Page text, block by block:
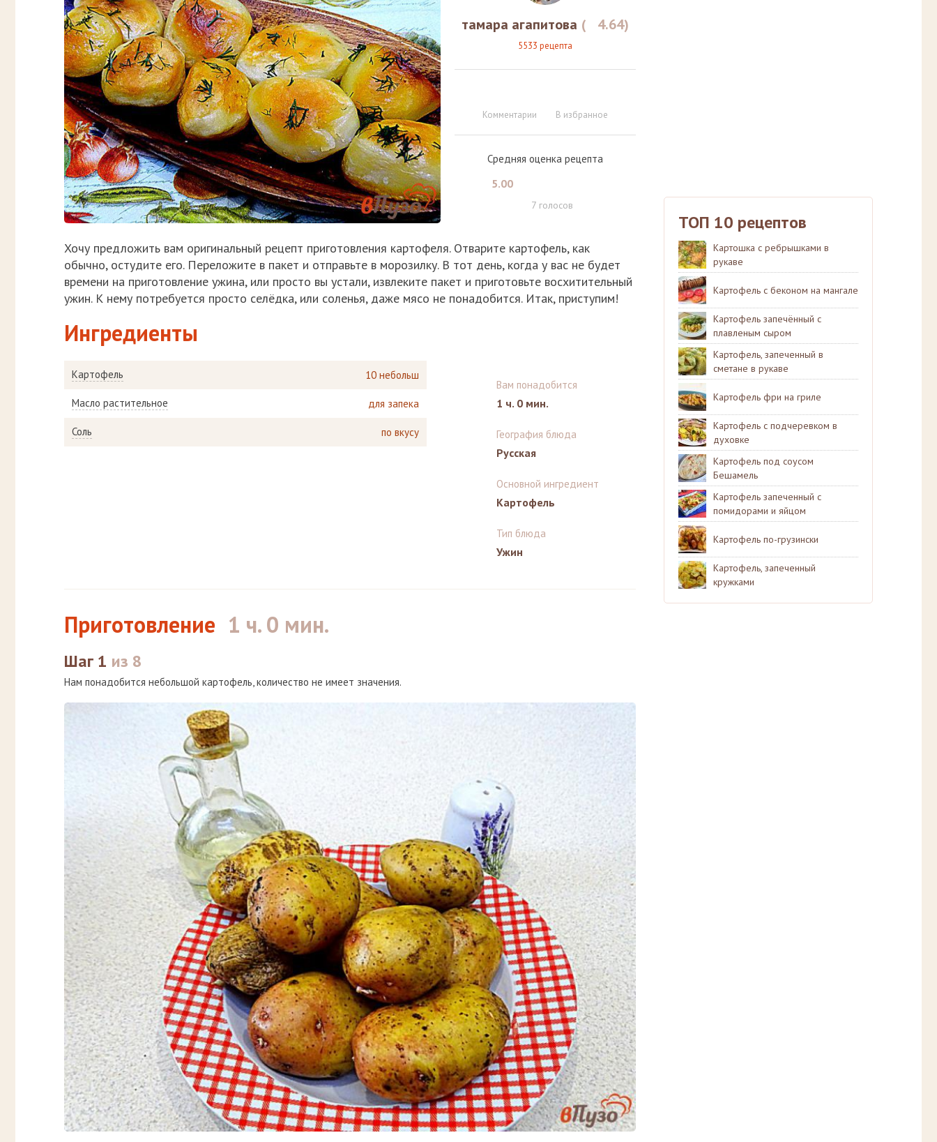
тамара агапитова ( 4.64)
5533 рецепта
Комментарии В избранное
Средняя оценка рецепта
5.00
7 голосов
Хочу предложить вам оригинальный рецепт приготовления картофеля. Отварите картофель, как
обычно, остудите его. Переложите в пакет и отправьте в морозилку. В тот день, когда у вас не будет
времени на приготовление ужина, или просто вы устали, извлеките пакет и приготовьте восхитительный
ужин. К нему потребуется просто селёдка, или соленья, даже мясо не понадобится. Итак, приступим!
Ингредиенты
Картофель 10 небольш
Масло растительное для запека
Соль по вкусу
Вам понадобится
1 ч. 0 мин.
География блюда
Русская
Основной ингредиент
Картофель
Тип блюда
Ужин
Приготовление 1 ч. 0 мин.
Шаг 1 из 8
Нам понадобится небольшой картофель, количество не имеет значения.
ТОП 10 рецептов
Картошка с ребрышками в
рукаве
Картофель с беконом на мангале
Картофель запечённый с
плавленым сыром
Картофель, запеченный в
сметане в рукаве
Картофель фри на гриле
Картофель с подчеревком в
духовке
Картофель под соусом
Бешамель
Картофель запеченный с
помидорами и яйцом
Картофель по-грузински
Картофель, запеченный
кружками